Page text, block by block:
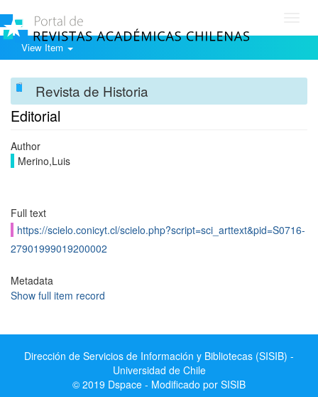
View Item
Revista de Historia
Editorial
Author
Merino,Luis
Full text
https://scielo.conicyt.cl/scielo.php?script=sci_arttext&pid=S0716-
27901999019200002
Metadata
Show full item record
Dirección de Servicios de Información y Bibliotecas (SISIB) -
Universidad de Chile
© 2019 Dspace - Modificado por SISIB